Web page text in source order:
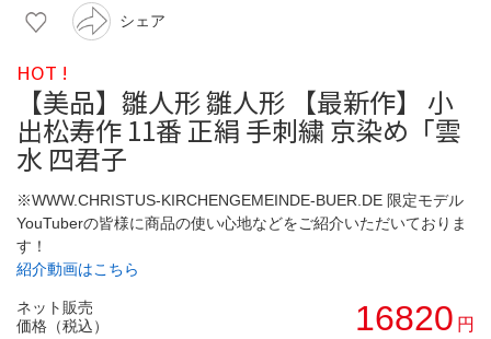
シェア
HOT !
【美品】雛人形 雛人形 【最新作】 小
出松寿作 11番 正絹 手刺繍 京染め「雲
水 四君子
※WWW.CHRISTUS-KIRCHENGEMEINDE-BUER.DE 限定モデル
YouTuberの皆様に商品の使い心地などをご紹介いただいておりま
す！
紹介動画はこちら
ネット販売
価格（税込）
16820 円